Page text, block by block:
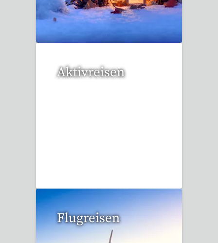
20 Reisen gefunden
Aktivreisen
Flugreisen